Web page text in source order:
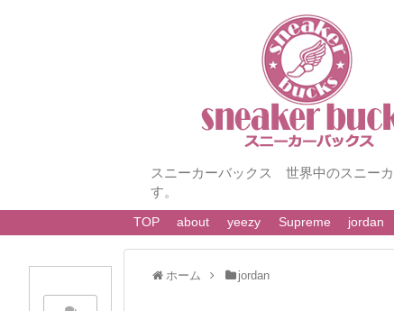
スニーカーバックス 世界中のスニー
す。
TOP about yeezy Supreme jordan
ホーム jordan